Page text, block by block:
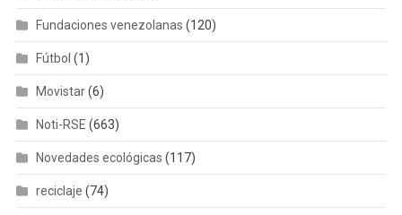
Fundaciones venezolanas (120)
Fútbol (1)
Movistar(6)
Noti-RSE (663)
Novedades ecológicas (117)
reciclaje (74)